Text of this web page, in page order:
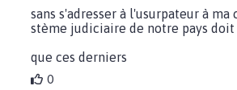
sans s'adresser à l'usurpateur à ma
stème judiciaire de notre pays doit
que ces derniers
0